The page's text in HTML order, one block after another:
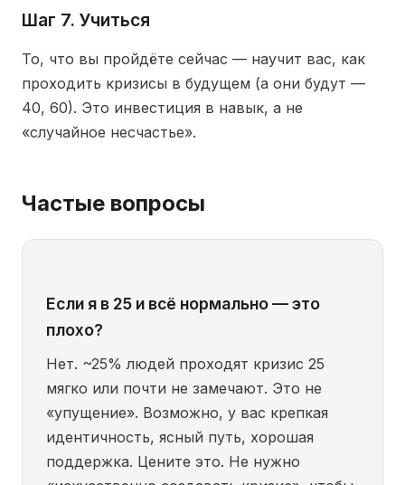
Шаг 7. Учиться
То, что вы пройдёте сейчас — научит вас, как
проходить кризисы в будущем (а они будут —
40, 60). Это инвестиция в навык, а не
«случайное несчастье».
Частые вопросы
Если я в 25 и всё нормально — это
плохо?
Нет. ~25% людей проходят кризис 25
мягко или почти не замечают. Это не
«упущение». Возможно, у вас крепкая
идентичность, ясный путь, хорошая
поддержка. Цените это. Не нужно